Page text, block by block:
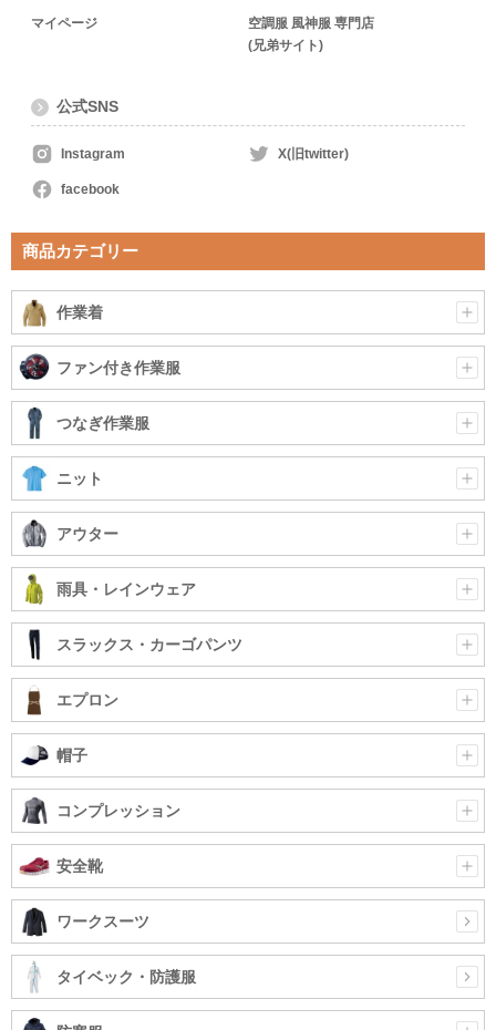
マイページ
空調服 風神服 専門店
(兄弟サイト)
公式SNS
Instagram X(旧twitter)
facebook
商品カテゴリー
作業着
ファン付き作業服
つなぎ作業服
ニット
アウター
雨具・レインウェア
スラックス・カーゴパンツ
エプロン
帽子
コンプレッション
安全靴
ワークスーツ
タイベック・防護服